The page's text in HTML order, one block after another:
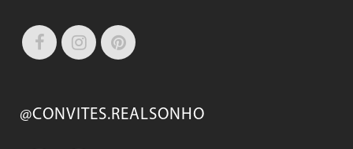
@CONVITES.REALSONHO